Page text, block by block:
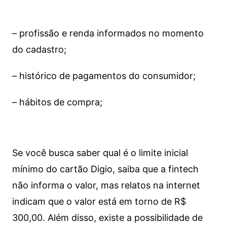
– profissão e renda informados no momento
do cadastro;
– histórico de pagamentos do consumidor;
– hábitos de compra;
Se você busca saber qual é o limite inicial
mínimo do cartão Digio, saiba que a fintech
não informa o valor, mas relatos na internet
indicam que o valor está em torno de R$
300,00. Além disso, existe a possibilidade de